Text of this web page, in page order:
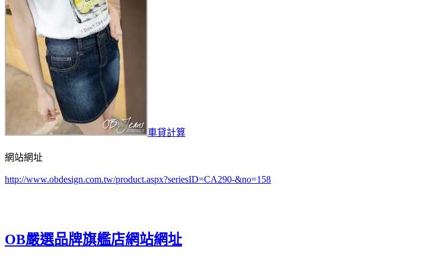
車貸計算
網站網址
http://www.obdesign.com.tw/product.aspx?seriesID=CA290-&no=158
OB嚴選品牌旗艦店網站網址